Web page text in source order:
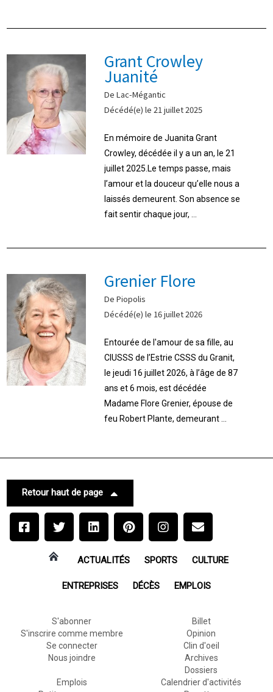
Grant Crowley
Juanité
De Lac-Mégantic
Décédé(e) le 21 juillet 2025
En mémoire de Juanita Grant
Crowley, décédée il y a un an, le 21
juillet 2025.Le temps passe, mais
l’amour et la douceur qu’elle nous a
laissés demeurent. Son absence se
fait sentir chaque jour, ...
Grenier Flore
De Piopolis
Décédé(e) le 16 juillet 2026
Entourée de l'amour de sa fille, au
CIUSSS de l’Estrie CSSS du Granit,
le jeudi 16 juillet 2026, à l’âge de 87
ans et 6 mois, est décédée
Madame Flore Grenier, épouse de
feu Robert Plante, demeurant ...
Retour haut de page
ACTUALITÉS SPORTS CULTURE
ENTREPRISES DÉCÈS EMPLOIS
S'abonner
S'inscrire comme membre
Se connecter
Nous joindre
Billet
Opinion
Clin d'oeil
Archives
Dossiers
Emplois
Calendrier d'activités